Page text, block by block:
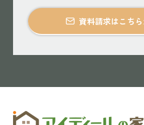
資料請求はこち